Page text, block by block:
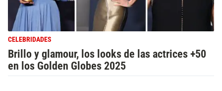
CELEBRIDADES
Brillo y glamour, los looks de las actrices +50
en los Golden Globes 2025